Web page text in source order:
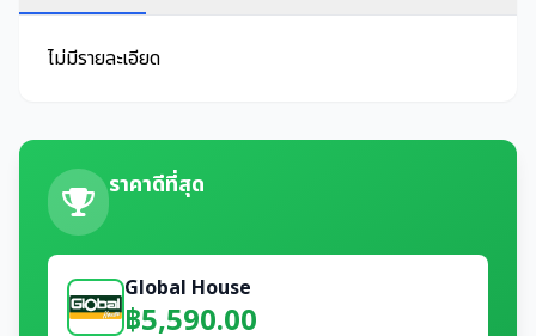
ไม่มีรายละเอียด
ราคาดีที่สุด
Global House
฿5,590.00